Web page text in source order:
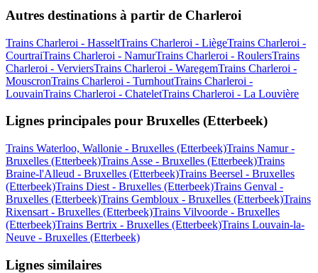
Autres destinations à partir de Charleroi
Trains Charleroi - HasseltTrains Charleroi - LiègeTrains Charleroi -
CourtraiTrains Charleroi - NamurTrains Charleroi - RoulersTrains
Charleroi - VerviersTrains Charleroi - WaregemTrains Charleroi -
MouscronTrains Charleroi - TurnhoutTrains Charleroi -
LouvainTrains Charleroi - ChateletTrains Charleroi - La Louvière
Lignes principales pour Bruxelles (Etterbeek)
Trains Waterloo, Wallonie - Bruxelles (Etterbeek)Trains Namur -
Bruxelles (Etterbeek)Trains Asse - Bruxelles (Etterbeek)Trains
Braine-l'Alleud - Bruxelles (Etterbeek)Trains Beersel - Bruxelles
(Etterbeek)Trains Diest - Bruxelles (Etterbeek)Trains Genval -
Bruxelles (Etterbeek)Trains Gembloux - Bruxelles (Etterbeek)Trains
Rixensart - Bruxelles (Etterbeek)Trains Vilvoorde - Bruxelles
(Etterbeek)Trains Bertrix - Bruxelles (Etterbeek)Trains Louvain-la-
Neuve - Bruxelles (Etterbeek)
Lignes similaires